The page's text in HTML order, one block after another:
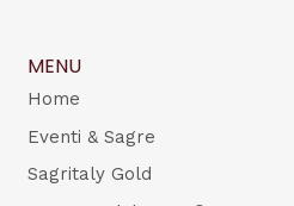
MENU
Home
Eventi & Sagre
Sagritaly Gold